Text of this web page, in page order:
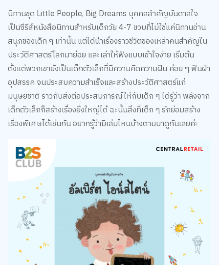
นิทานชุด Little People, Big Dreams บุคคลสำคัญบันดาลใจ
เป็นซีรีส์หนังสือนิทานสำหรับเด็กวัย 4-7 ขวบที่ไม่ใช่แค่นิทานอ่าน
สนุกของเด็ก ๆ เท่านั้น แต่ได้นำเรื่องราวชีวิตของเหล่าคนสำคัญใน
ประวัติศาสตร์โลกมาย่อย และเล่าให้ฟังแบบเข้าใจง่าย เริ่มต้น
ตั้งแต่พวกเขายังเป็นเด็กตัวเล็กที่มีความคิดความฝัน ค่อย ๆ ฟันฝ่า
อุปสรรค จนประสบความสำเร็จและสร้างประวัติศาสตร์แก่
มนุษยชาติ ราวกับส่งต่อประสบการณ์ให้กับเด็ก ๆ ได้รู้ว่า พลังจาก
เด็กตัวเล็กก็สร้างเรื่องยิ่งใหญ่ได้ ฉะนั้นสิ่งที่เด็ก ๆ รักย่อมสร้าง
เรื่องพิเศษได้เช่นกัน อยากรู้ว่ามีเล่มไหนบ้างตามมาดูกันเลยค่ะ